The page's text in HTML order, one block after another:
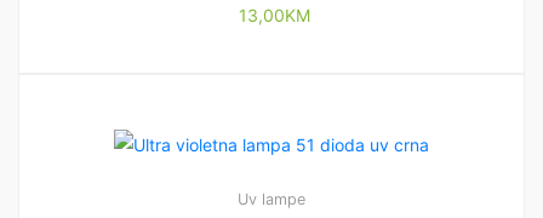
13,00KM
Uv lampe